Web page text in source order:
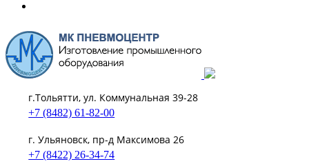
г.Тольятти, ул. Коммунальная 39-28
+7 (8482) 61-82-00
г. Ульяновск, пр-д Максимова 26
+7 (8422) 26-34-74